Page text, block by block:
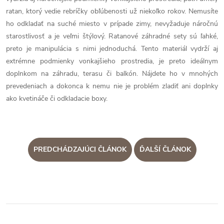
ratan, ktorý vedie rebríčky obľúbenosti už niekoľko rokov. Nemusíte
ho odkladať na suché miesto v prípade zimy, nevyžaduje náročnú
starostlivosť a je veľmi štýlový. Ratanové záhradné sety sú ľahké,
preto je manipulácia s nimi jednoduchá. Tento materiál vydrží aj
extrémne podmienky vonkajšieho prostredia, je preto ideálnym
doplnkom na záhradu, terasu či balkón. Nájdete ho v mnohých
prevedeniach a dokonca k nemu nie je problém zladiť ani doplnky
ako kvetináče či odkladacie boxy.
PREDCHÁDZAJÚCI ČLÁNOK ĎALŠÍ ČLÁNOK